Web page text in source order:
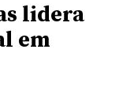
lidera
em